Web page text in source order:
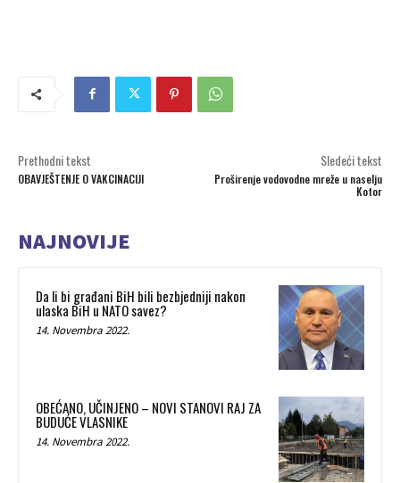
Prethodni tekst
OBAVJEŠTENJE O VAKCINACIJI
Sledeći tekst
Proširenje vodovodne mreže u naselju
Kotor
NAJNOVIJE
Da li bi građani BiH bili bezbjedniji nakon
ulaska BiH u NATO savez?
14. Novembra 2022.
OBEĆANO, UČINJENO – NOVI STANOVI RAJ ZA
BUDUĆE VLASNIKE
14. Novembra 2022.